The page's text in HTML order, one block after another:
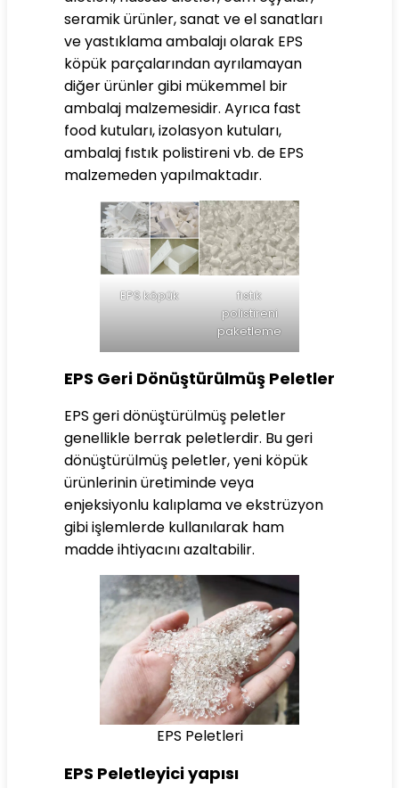
seramik ürünler, sanat ve el sanatları
ve yastıklama ambalajı olarak EPS
köpük parçalarından ayrılamayan
diğer ürünler gibi mükemmel bir
ambalaj malzemesidir. Ayrıca fast
food kutuları, izolasyon kutuları,
ambalaj fıstık polistireni vb. de EPS
malzemeden yapılmaktadır.
EPS köpük
fıstık
polistireni
paketleme
EPS Geri Dönüştürülmüş Peletler
EPS geri dönüştürülmüş peletler
genellikle berrak peletlerdir. Bu geri
dönüştürülmüş peletler, yeni köpük
ürünlerinin üretiminde veya
enjeksiyonlu kalıplama ve ekstrüzyon
gibi işlemlerde kullanılarak ham
madde ihtiyacını azaltabilir.
EPS Peletleri
EPS Peletleyici yapısı